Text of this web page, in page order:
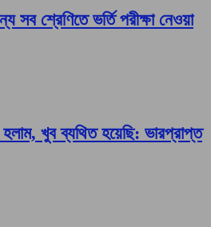
সব শ্রেণিতে ভর্তি পরীক্ষা নেওয়া
হলাম, খুব ব্যথিত হয়েছি: ভারপ্রাপ্ত